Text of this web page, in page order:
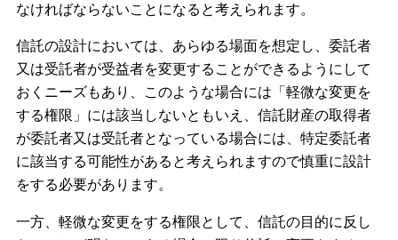
なければならないことになると考えられます。
信託の設計においては、あらゆる場面を想定し、委託者
又は受託者が受益者を変更することができるようにして
おくニーズもあり、このような場合には「軽微な変更を
する権限」には該当しないともいえ、信託財産の取得者
が委託者又は受託者となっている場合には、特定委託者
に該当する可能性があると考えられますので慎重に設計
をする必要があります。
一方、軽微な変更をする権限として、信託の目的に反し